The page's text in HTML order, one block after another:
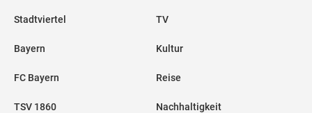
Stadtviertel
Bayern
FC Bayern
TSV 1860
TV
Kultur
Reise
Nachhaltigkeit